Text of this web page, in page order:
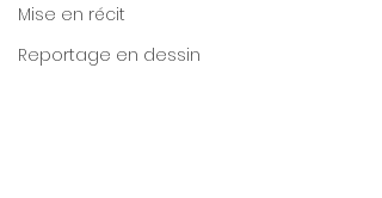
Mise en récit
Reportage en dessin